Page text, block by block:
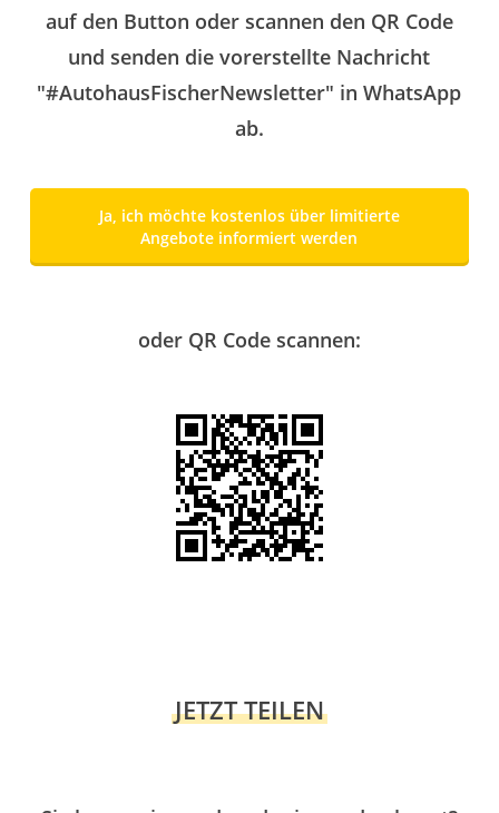
auf den Button oder scannen den QR Code
und senden die vorerstellte Nachricht
"#AutohausFischerNewsletter" in WhatsApp
ab.
Ja, ich möchte kostenlos über limitierte
Angebote informiert werden
oder QR Code scannen:
JETZT TEILEN